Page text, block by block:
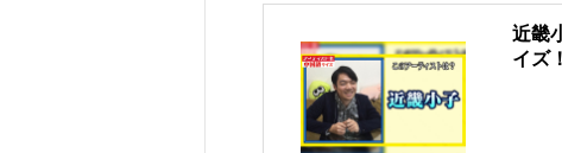
近畿
イズ！